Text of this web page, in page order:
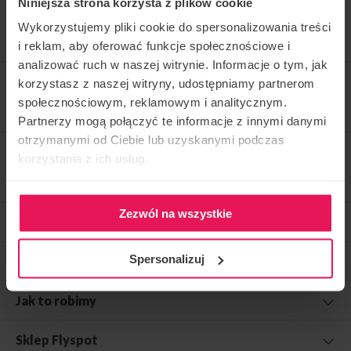
Wykorzystujemy pliki cookie do spersonalizowania treści
i reklam, aby oferować funkcje społecznościowe i
analizować ruch w naszej witrynie. Informacje o tym, jak
korzystasz z naszej witryny, udostępniamy partnerom
społecznościowym, reklamowym i analitycznym.
Partnerzy mogą połączyć te informacje z innymi danymi
otrzymanymi od Ciebie lub uzyskanymi podczas
korzystania z ich usług.
Zezwól na wszystkie
Spersonalizuj
ZAREZERWUJ LOT
SPRAWDŹ NASZ SKLEP
SKONTAKTUJ SIĘ Z NAMI
Jak to robimy
Sklep Flyspot